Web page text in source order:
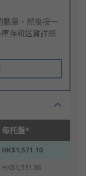
量，然後按一
存和送貨詳細
每托盤*
HK$1,571.10
HK$1,531.80